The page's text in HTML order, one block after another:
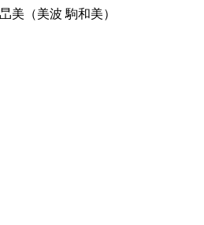
美（美波 駒和美）